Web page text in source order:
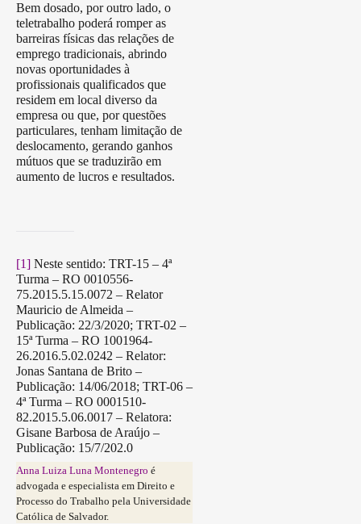
Bem dosado, por outro lado, o
teletrabalho poderá romper as
barreiras físicas das relações de
emprego tradicionais, abrindo
novas oportunidades à
profissionais qualificados que
residem em local diverso da
empresa ou que, por questões
particulares, tenham limitação de
deslocamento, gerando ganhos
mútuos que se traduzirão em
aumento de lucros e resultados.
[1] Neste sentido: TRT-15 – 4ª
Turma – RO 0010556-
75.2015.5.15.0072 – Relator
Mauricio de Almeida –
Publicação: 22/3/2020; TRT-02 –
15ª Turma – RO 1001964-
26.2016.5.02.0242 – Relator:
Jonas Santana de Brito –
Publicação: 14/06/2018; TRT-06 –
4ª Turma – RO 0001510-
82.2015.5.06.0017 – Relatora:
Gisane Barbosa de Araújo –
Publicação: 15/7/202.0
Anna Luiza Luna Montenegro é
advogada e especialista em Direito e
Processo do Trabalho pela Universidade
Católica de Salvador.